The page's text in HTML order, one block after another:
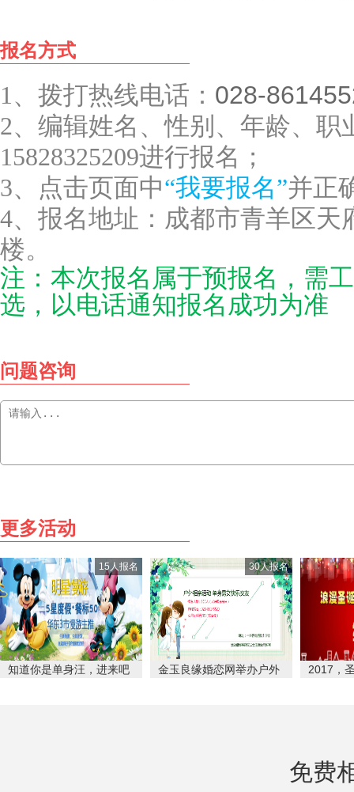
报名方式
1、拨打热线电话： 028-
2、编辑姓名、性别、年龄、
15828325209进行报名；
3、点击页面中“我要报名”并正
4、报名地址：成都市青羊区天
楼。
注：本次报名属于预报名，需
选，以电话通知报名成功为准
问题咨询
更多活动
知道你是单身汪，进来吧
15人报名
金玉良缘婚恋网举办户外
30人报名
2017，
免费